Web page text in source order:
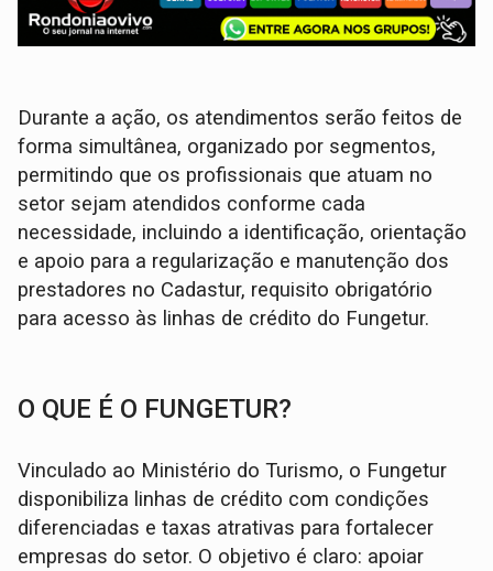
Durante a ação, os atendimentos serão feitos de
forma simultânea, organizado por segmentos,
permitindo que os profissionais que atuam no
setor sejam atendidos conforme cada
necessidade, incluindo a identificação, orientação
e apoio para a regularização e manutenção dos
prestadores no Cadastur, requisito obrigatório
para acesso às linhas de crédito do Fungetur.
O QUE É O FUNGETUR?
Vinculado ao Ministério do Turismo, o Fungetur
disponibiliza linhas de crédito com condições
diferenciadas e taxas atrativas para fortalecer
empresas do setor. O objetivo é claro: apoiar